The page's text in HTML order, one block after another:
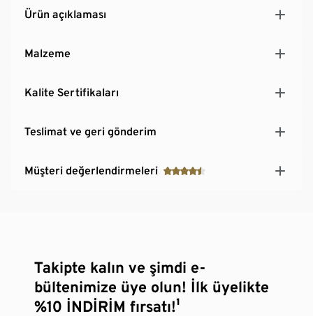
Ürün açıklaması
Malzeme
Kalite Sertifikaları
Teslimat ve geri gönderim
Müşteri değerlendirmeleri
Takipte kalın ve şimdi e-
bültenimize üye olun! İlk üyelikte
%10 İNDİRİM fırsatı!¹